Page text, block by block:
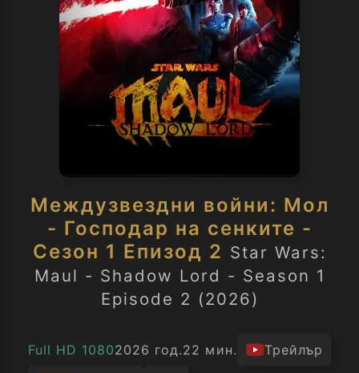
Междузвездни войни: Мол
- Господар на сенките -
Сезон 1 Епизод 2 Star Wars:
Maul - Shadow Lord - Season 1
Episode 2 (2026)
Full HD 10802026 год.22 мин. Трейлър